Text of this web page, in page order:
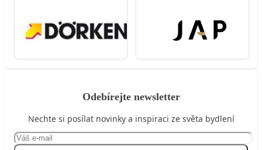
Odebírejte newsletter
Nechte si posílat novinky a inspiraci ze světa bydlení